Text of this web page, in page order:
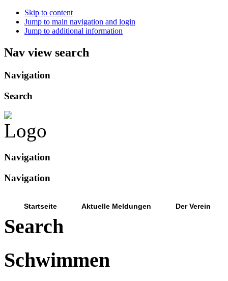
Skip to content
Jump to main navigation and login
Jump to additional information
Nav view search
Navigation
Search
Navigation
Navigation
Startseite Aktuelle Meldungen Der Verein
Search
Schwimmen